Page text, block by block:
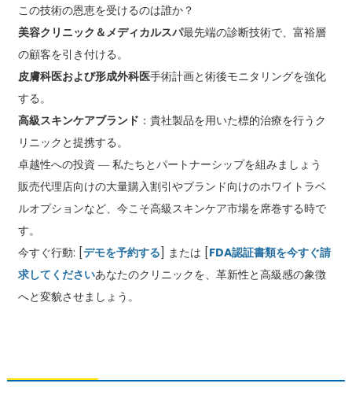
この技術の恩恵を受けるのは誰か？
美容クリニック＆メディカルスパ最先端の診断技術で、富裕層
の顧客を引き付ける。
皮膚科医および形成外科医手術計画と術後モニタリングを強化
する。
高級スキンケアブランド ：貴社製品を用いた標的治療を行うク
リニックと提携する。
卓越性への投資 ― 私たちとパートナーシップを組みましょう
販売代理店向けの大量購入割引やブランド向けのホワイトラベ
ルオプションなど、今こそ高級スキンケア市場を席巻する時で
す。
今すぐ行動: [デモを予約する] または [FDA認証書類を今すぐ請
求してくださいあなたのクリニックを、革新性と高級感の象徴
へと変貌させましょう。